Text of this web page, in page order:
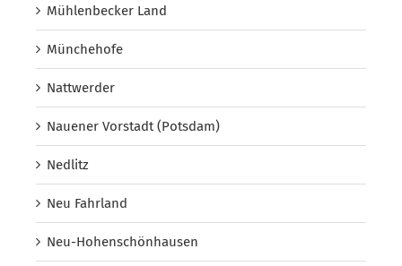
Mühlenbecker Land
Münchehofe
Nattwerder
Nauener Vorstadt (Potsdam)
Nedlitz
Neu Fahrland
Neu-Hohenschönhausen